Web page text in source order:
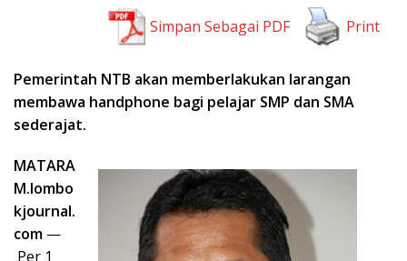
Simpan Sebagai PDF Print
Pemerintah NTB akan memberlakukan larangan
membawa handphone bagi pelajar SMP dan SMA
sederajat.
MATARA
M.lombo
kjournal.
com —
Per 1